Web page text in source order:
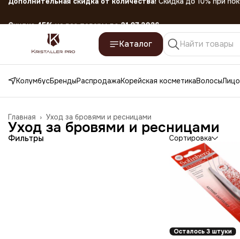
Каталог
КолумбусБрендыРаспродажаКорейская косметикаВолосыЛицо
Уход за бровями и ресницами
Главная ›
Уход за бровями и ресницами
Фильтры Сортировка
Осталось 3 штуки